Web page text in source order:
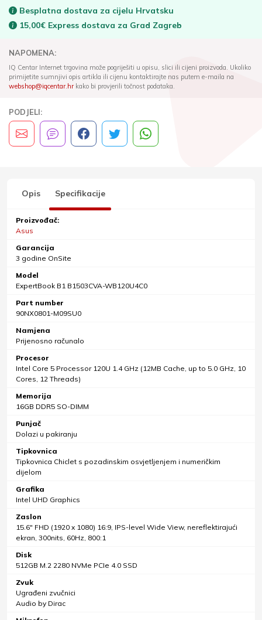
Besplatna dostava za cijelu Hrvatsku
15,00€ Express dostava za Grad Zagreb
NAPOMENA:
IQ Centar Internet trgovina može pogriješiti u opisu, slici ili cijeni proizvoda. Ukoliko
primijetite sumnjivi opis artikla ili cijenu kontaktirajte nas putem e-maila na
webshop@iqcentar.hrkako bi provjerili točnost podataka.
PODJELI:
Opis Specifikacije
Proizvođač:
Asus
Garancija
3 godine OnSite
Model
ExpertBook B1 B1503CVA-WB120U4C0
Part number
90NX0801-M09SU0
Namjena
Prijenosno računalo
Procesor
Intel Core 5 Processor 120U 1.4 GHz (12MB Cache, up to 5.0 GHz, 10
Cores, 12 Threads)
Memorija
16GB DDR5 SO-DIMM
Punjač
Dolazi u pakiranju
Tipkovnica
Tipkovnica Chiclet s pozadinskim osvjetljenjem i numeričkim
dijelom
Grafika
Intel UHD Graphics
Zaslon
15.6" FHD (1920 x 1080) 16:9, IPS-level Wide View, nereflektirajući
ekran, 300nits, 60Hz, 800:1
Disk
512GB M.2 2280 NVMe PCIe 4.0 SSD
Zvuk
Ugrađeni zvučnici
Audio by Dirac